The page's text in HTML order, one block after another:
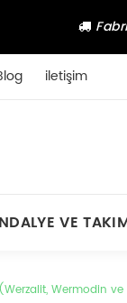
iletişim
VE
Wermodin